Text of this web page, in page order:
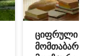
ციფრული